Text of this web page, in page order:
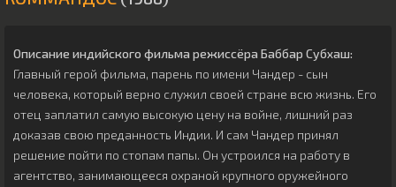
Описание индийского фильма режиссёра Баббар Субхаш:
Главный герой фильма, парень по имени Чандер - сын
человека, который верно служил своей стране всю жизнь. Его
отец заплатил самую высокую цену на войне, лишний раз
доказав свою преданность Индии. И сам Чандер принял
решение пойти по стопам папы. Он устроился на работу в
агентство, занимающееся охраной крупного оружейного